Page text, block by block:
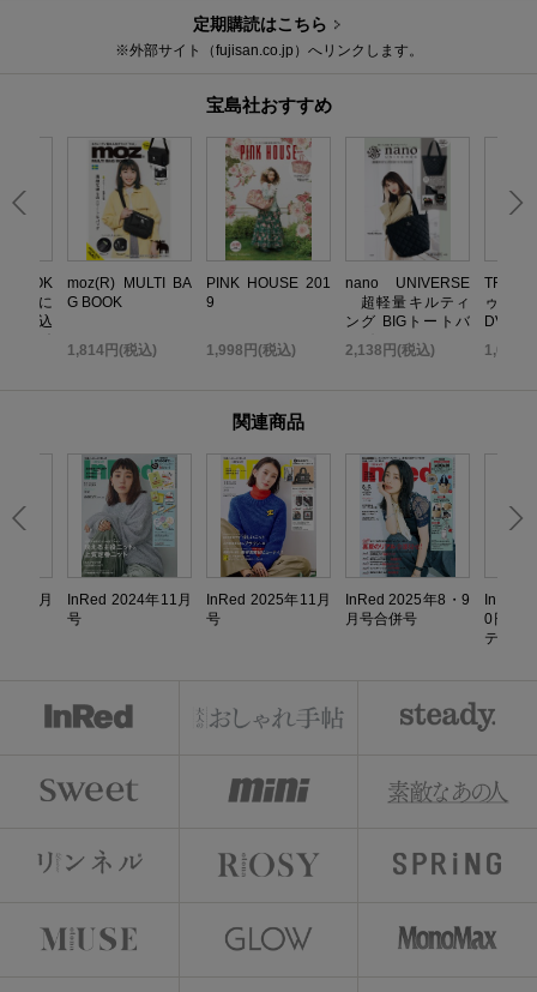
定期購読はこちら
※外部サイト（fujisan.co.jp）へリンクします。
宝島社おすすめ
BOOK
限に
れ込
moz(R) MULTI BA
G BOOK
1,814円(税込)
PINK HOUSE 201
9
1,998円(税込)
nano UNIVERSE
超軽量キルティ
ング BIGトートバ
ッグBOOK
2,138円(税込)
TRF イ
ゥ・ダ
DVD
TOP
1,058
関連商品
年4月
InRed 2024年11月
号
InRed 2025年11月
号
InRed 2025年8・9
月号合併号
InRed
0円シ
テルラ